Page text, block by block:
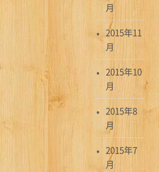
月
2015年11
月
2015年10
月
2015年8
月
2015年7
月